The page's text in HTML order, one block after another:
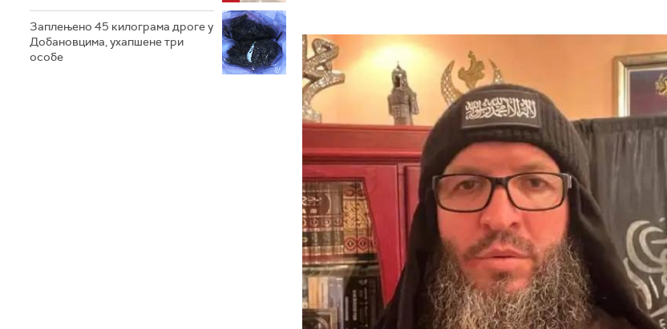
Заплењено 45 килограма дроге у
Добановцима, ухапшене три
особе